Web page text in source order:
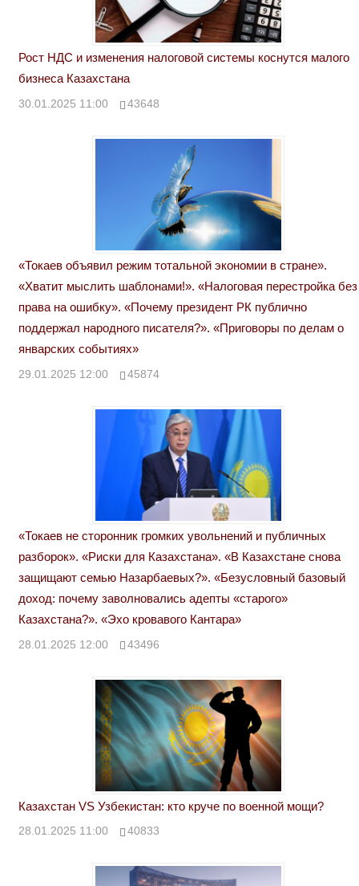
Рост НДС и изменения налоговой системы коснутся малого
бизнеса Казахстана
30.01.2025 11:00 43648
«Токаев объявил режим тотальной экономии в стране».
«Хватит мыслить шаблонами!». «Налоговая перестройка без
права на ошибку». «Почему президент РК публично
поддержал народного писателя?». «Приговоры по делам о
январских событиях»
29.01.2025 12:00 45874
«Токаев не сторонник громких увольнений и публичных
разборок». «Риски для Казахстана». «В Казахстане снова
защищают семью Назарбаевых?». «Безусловный базовый
доход: почему заволновались адепты «старого»
Казахстана?». «Эхо кровавого Кантара»
28.01.2025 12:00 43496
Казахстан VS Узбекистан: кто круче по военной мощи?
28.01.2025 11:00 40833